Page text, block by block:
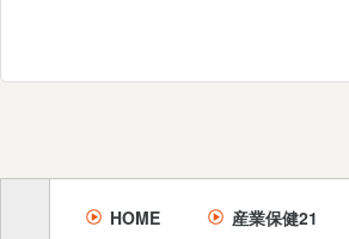
HOME 産業保健21